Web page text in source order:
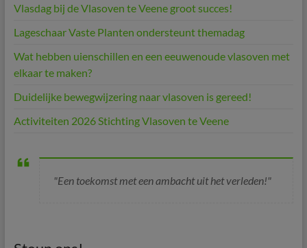
Vlasdag bij de Vlasoven te Veene groot succes!
Lageschaar Vaste Planten ondersteunt themadag
Wat hebben uienschillen en een eeuwenoude vlasoven met
elkaar te maken?
Duidelijke bewegwijzering naar vlasoven is gereed!
Activiteiten 2026 Stichting Vlasoven te Veene
"Een toekomst met een ambacht uit het verleden!"